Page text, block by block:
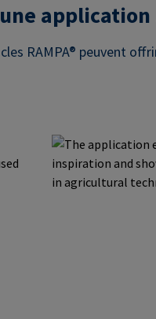
application
RAMPA® peuvent